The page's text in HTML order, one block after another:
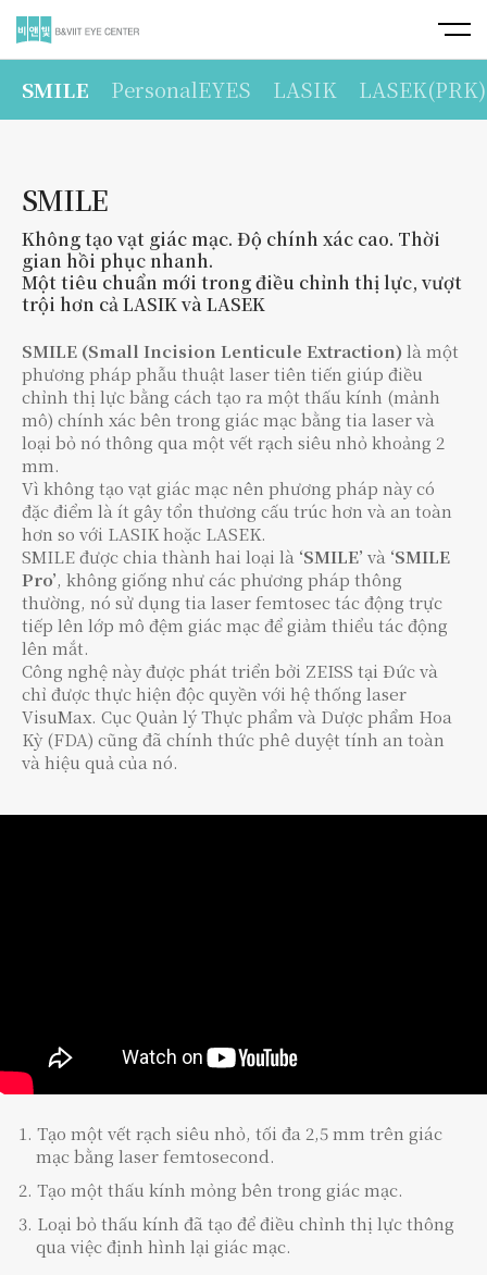
SMILE PersonalEYES LASIK LASEK(PRK)
SMILE
Không tạo vạt giác mạc. Độ chính xác cao. Thời
gian hồi phục nhanh.
Một tiêu chuẩn mới trong điều chỉnh thị lực, vượt
trội hơn cả LASIK và LASEK
SMILE (Small Incision Lenticule Extraction) là một
phương pháp phẫu thuật laser tiên tiến giúp điều
chỉnh thị lực bằng cách tạo ra một thấu kính (mảnh
mô) chính xác bên trong giác mạc bằng tia laser và
loại bỏ nó thông qua một vết rạch siêu nhỏ khoảng 2
mm.
Vì không tạo vạt giác mạc nên phương pháp này có
đặc điểm là ít gây tổn thương cấu trúc hơn và an toàn
hơn so với LASIK hoặc LASEK.
SMILE được chia thành hai loại là ‘SMILE’ và ‘SMILE
Pro’, không giống như các phương pháp thông
thường, nó sử dụng tia laser femtosec tác động trực
tiếp lên lớp mô đệm giác mạc để giảm thiểu tác động
lên mắt.
Công nghệ này được phát triển bởi ZEISS tại Đức và
chỉ được thực hiện độc quyền với hệ thống laser
VisuMax. Cục Quản lý Thực phẩm và Dược phẩm Hoa
Kỳ (FDA) cũng đã chính thức phê duyệt tính an toàn
và hiệu quả của nó.
1. Tạo một vết rạch siêu nhỏ, tối đa 2,5 mm trên giác
mạc bằng laser femtosecond.
2. Tạo một thấu kính mỏng bên trong giác mạc.
3. Loại bỏ thấu kính đã tạo để điều chỉnh thị lực thông
qua việc định hình lại giác mạc.